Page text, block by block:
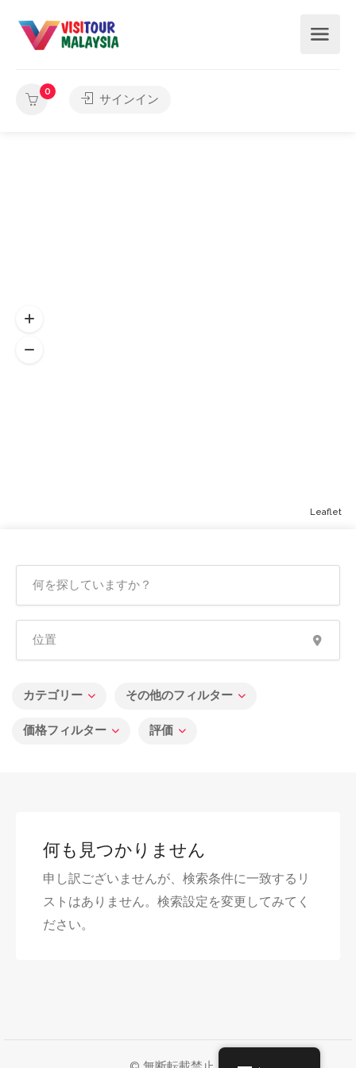
0
サインイン
カテゴリー その他のフィルター
価格フィルター 評価
何も見つかりません
申し訳ございませんが、検索条件に一致するリ
ストはありません。検索設定を変更してみてく
ださい。
Leaflet